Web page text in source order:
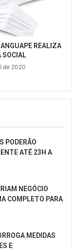
REALIZA
SOCIAL
de 2020
PODERÃO
ATÉ 23H A
NEGÓCIO
COMPLETO PARA
MEDIDAS
E